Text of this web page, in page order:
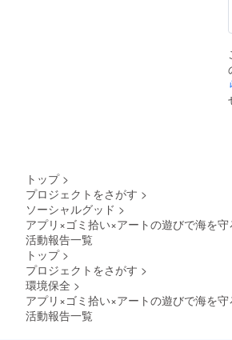
トでゴーミーを得ることが
できるので自分のペースで
ゴーミーを貯められるのも
サムトルの良さかもしれま
せん！どの年齢でももらえ
るとうれしいもの！が交換
品に選びました。ワイズス
化に弱く、道具を使って変
化に対応します。徐々に悪
化する環境に「あれ？あ
れ？」と自分たちの生活に
直結して初めて実感すると
思います。今の幸せが未来
に約束をされているとは正
トップ >
プロジェクトをさがす >
ソーシャルグッド >
アプリ×ゴミ拾い×アートの遊びで海を守
活動報告一覧
トップ >
プロジェクトをさがす >
環境保全 >
アプリ×ゴミ拾い×アートの遊びで海を守
活動報告一覧